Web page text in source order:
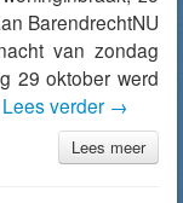
BarendrechtNU
van zondag
29 oktober werd
Lees verder →
Lees meer